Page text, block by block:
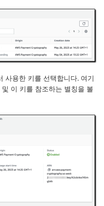
사용한 키를 선택합니다. 여기
이 키를 참조하는 별칭을 볼